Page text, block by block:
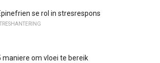
se rol in stresrespons
maniere om vloei te bereik